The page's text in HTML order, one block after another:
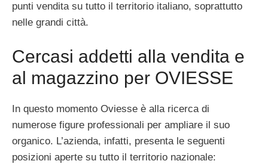
punti vendita su tutto il territorio italiano, soprattutto
nelle grandi città.
Cercasi addetti alla vendita e
al magazzino per OVIESSE
In questo momento Oviesse è alla ricerca di
numerose figure professionali per ampliare il suo
organico. L’azienda, infatti, presenta le seguenti
posizioni aperte su tutto il territorio nazionale: